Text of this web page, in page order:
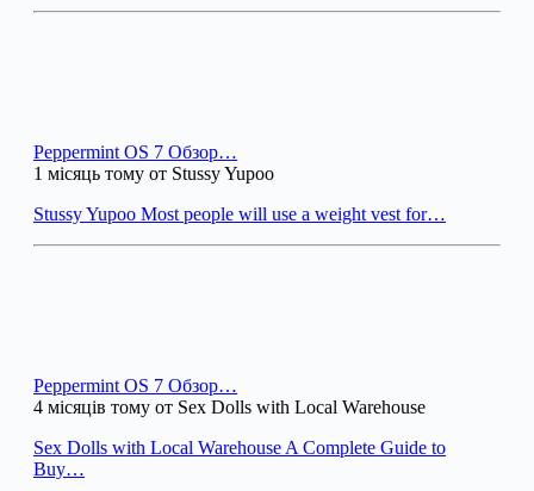
Peppermint OS 7 Обзор…
1 місяць тому от Stussy Yupoo
Stussy Yupoo Most people will use a weight vest for…
Peppermint OS 7 Обзор…
4 місяців тому от Sex Dolls with Local Warehouse
Sex Dolls with Local Warehouse A Complete Guide to
Buy…